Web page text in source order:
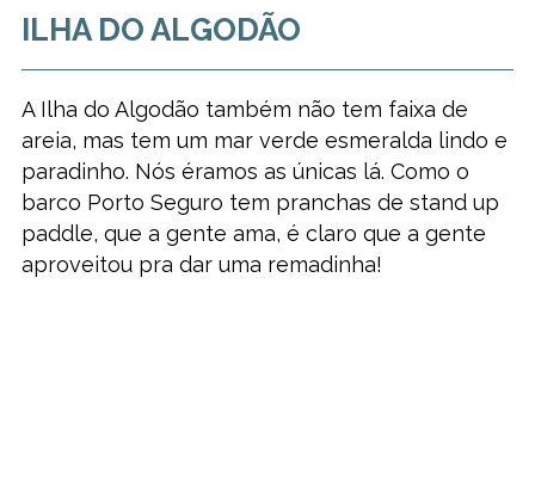
ILHA DO ALGODÃO
A Ilha do Algodão também não tem faixa de
areia, mas tem um mar verde esmeralda lindo e
paradinho. Nós éramos as únicas lá. Como o
barco Porto Seguro tem pranchas de stand up
paddle, que a gente ama, é claro que a gente
aproveitou pra dar uma remadinha!